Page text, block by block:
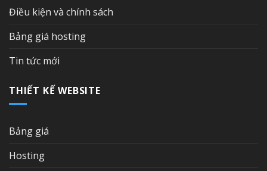
Điều kiện và chính sách
Bảng giá hosting
Tin tức mới
THIẾT KẾ WEBSITE
Bảng giá
Hosting